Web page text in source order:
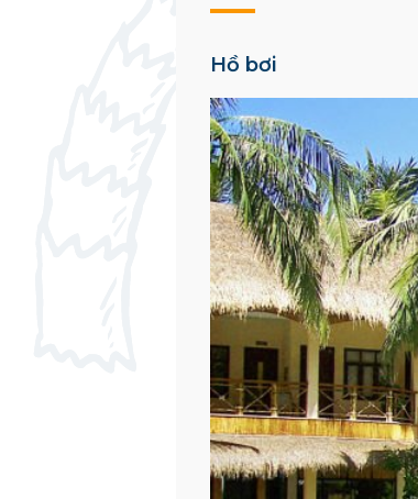
Hồ bơi